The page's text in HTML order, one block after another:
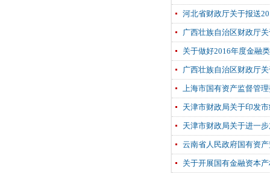
河北省财政厅关于报送
广西壮族自治区财政厅
关于做好2016年度金融
广西壮族自治区财政厅
上海市国有资产监督管
天津市财政局关于印发
天津市财政局关于进一
云南省人民政府国有资
关于开展国有金融资本